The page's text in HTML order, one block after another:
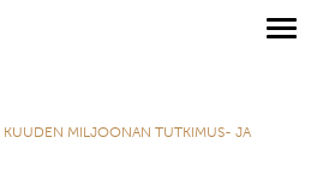
KUUDEN MILJOONAN TUTKIMUS- JA